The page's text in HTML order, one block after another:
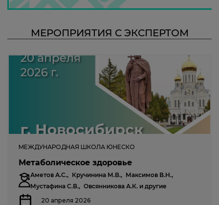
МЕРОПРИЯТИЯ С ЭКСПЕРТОМ
МЕЖДУНАРОДНАЯ ШКОЛА ЮНЕСКО
Метаболическое здоровье
Аметов А.С., Кручинина М.В., Максимов В.Н.,
Мустафина С.В., Овсянникова А.К. и другие
20 апреля 2026